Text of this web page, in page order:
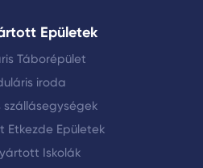
Epületek
Táborépület
iroda
szállásegységek
Etkezde Epületek
Iskolák